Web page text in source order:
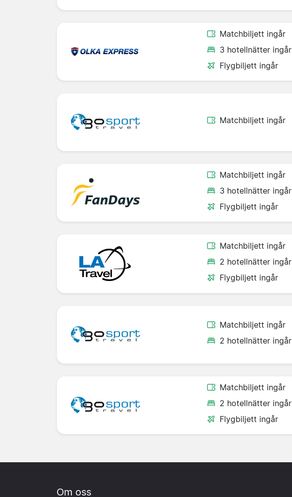
Matchbiljett ingår
3 hotellnätter ingår
Flygbiljett ingår
Matchbiljett ingår
Matchbiljett ingår
3 hotellnätter ingår
Flygbiljett ingår
Matchbiljett ingår
2 hotellnätter ingår
Flygbiljett ingår
Matchbiljett ingår
2 hotellnätter ingår
Matchbiljett ingår
2 hotellnätter ingår
Flygbiljett ingår
Om oss